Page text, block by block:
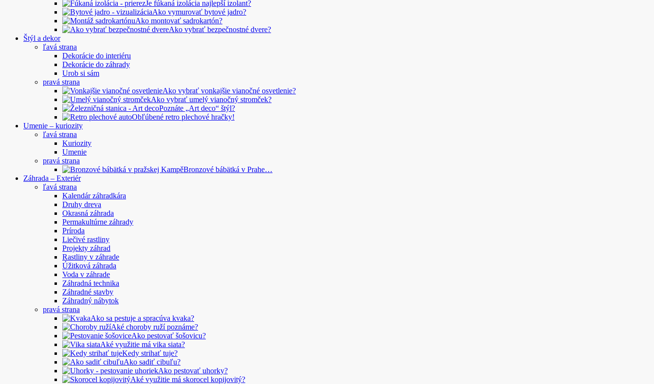
Je fúkaná izolácia najlepší izolant?
Ako vymurovať bytové jadro?
Ako montovať sadrokartón?
Ako vybrať bezpečnostné dvere?
Štýl a dekor
ľavá strana
Dekorácie do interiéru
Dekorácie do záhrady
Urob si sám
pravá strana
Ako vybrať vonkajšie vianočné osvetlenie?
Ako vybrať umelý vianočný stromček?
Poznáte „Art deco“ štýl?
Obľúbené retro plechové hračky!
Umenie – kuriozity
ľavá strana
Kuriozity
Umenie
pravá strana
Bronzové bábätká v Prahe…
Záhrada – Exteriér
ľavá strana
Kalendár záhradkára
Druhy dreva
Okrasná záhrada
Permakultúrne záhrady
Príroda
Liečivé rastliny
Projekty záhrad
Rastliny v záhrade
Úžitková záhrada
Voda v záhrade
Záhradná technika
Záhradné stavby
Záhradný nábytok
pravá strana
Ako sa pestuje a spracúva kvaka?
Aké choroby ruží poznáme?
Ako pestovať šošovicu?
Aké využitie má vika siata?
Kedy strihať tuje?
Ako sadiť cibuľu?
Ako pestovať uhorky?
Aké využitie má skorocel kopijovitý?